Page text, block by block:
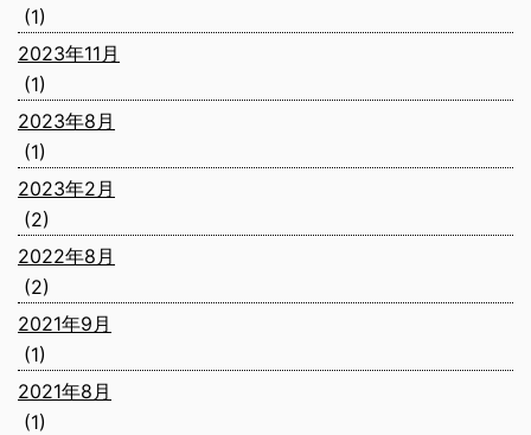
(1)
2023年11月
(1)
2023年8月
(1)
2023年2月
(2)
2022年8月
(2)
2021年9月
(1)
2021年8月
(1)